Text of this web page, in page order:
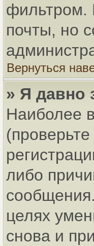
фильтром.
почты, но
Вернуться
» Я давно
Наиболее
либо
целях
снова и